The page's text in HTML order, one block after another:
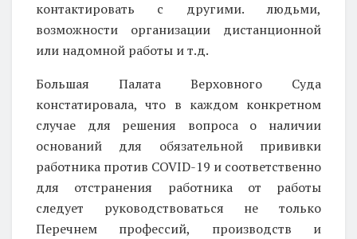
контактировать с другими. людьми,
возможности организации дистанционной
или надомной работы и т.д.
Большая Палата Верховного Суда
констатировала, что в каждом конкретном
случае для решения вопроса о наличии
оснований для обязательной прививки
работника против COVID-19 и соответственно
для отстранения работника от работы
следует руководствоваться не только
Перечнем профессий, производств и